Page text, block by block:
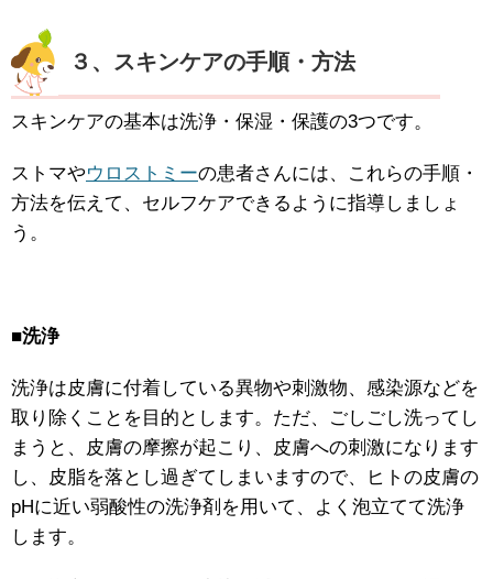
３、スキンケアの手順・方法
スキンケアの基本は洗浄・保湿・保護の3つです。
ストマやウロストミーの患者さんには、これらの手順・
方法を伝えて、セルフケアできるように指導しましょ
う。
■洗浄
洗浄は皮膚に付着している異物や刺激物、感染源などを
取り除くことを目的とします。ただ、ごしごし洗ってし
まうと、皮膚の摩擦が起こり、皮膚への刺激になります
し、皮脂を落とし過ぎてしまいますので、ヒトの皮膚の
pHに近い弱酸性の洗浄剤を用いて、よく泡立てて洗浄
します。